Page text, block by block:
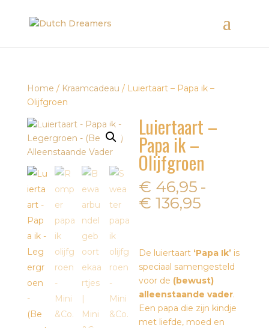
Home / Kraamcadeau / Luiertaart – Papa ik –
Olijfgroen
Luiertaart –
Papa ik –
Olijfgroen
€ 46,95 -
€ 136,95
De luiertaart ‘Papa Ik’ is
speciaal samengesteld
voor de (bewust)
alleenstaande vader.
Een papa die zijn kindje
met liefde, moed en